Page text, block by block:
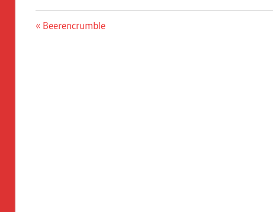
Beitragsnavigation
Vorheriger
Beerencrumble